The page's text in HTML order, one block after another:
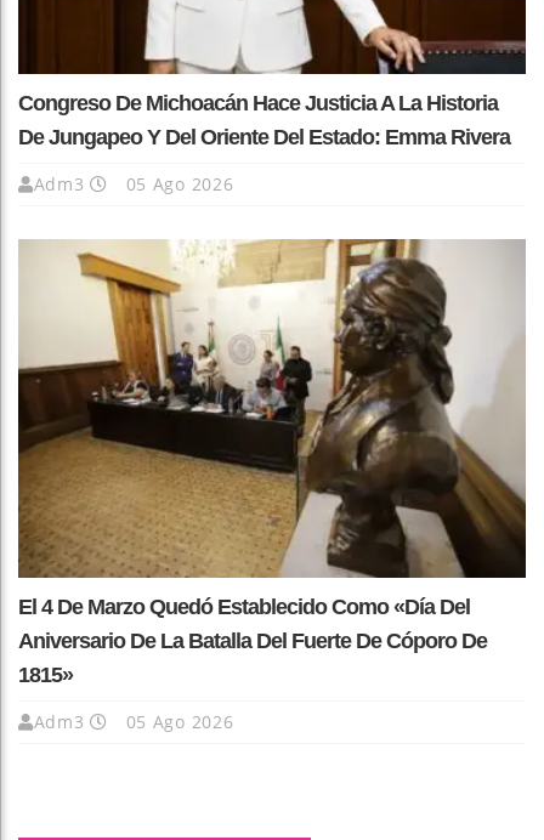
Congreso De Michoacán Hace Justicia A La Historia
De Jungapeo Y Del Oriente Del Estado: Emma Rivera
Adm3 05 Ago 2026
El 4 De Marzo Quedó Establecido Como «Día Del
Aniversario De La Batalla Del Fuerte De Cóporo De
1815»
Adm3 05 Ago 2026